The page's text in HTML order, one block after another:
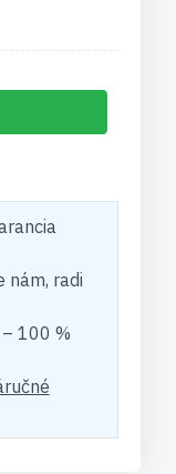
nám, radi
100 %